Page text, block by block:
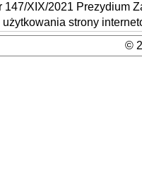
147/XIX/2021 Prezydium
użytkowania strony
©